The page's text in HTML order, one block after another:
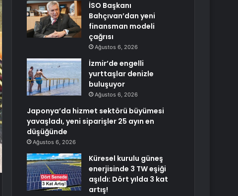
İSO Başkanı
Bahçıvan’dan yeni
finansman modeli
çağrısı
Ağustos 6, 2026
İzmir’de engelli
yurttaşlar denizle
buluşuyor
Ağustos 6, 2026
Japonya’da hizmet sektörü büyümesi
yavaşladı, yeni siparişler 25 ayın en
düşüğünde
Ağustos 6, 2026
Küresel kurulu güneş
enerjisinde 3 TW eşiği
aşıldı: Dört yılda 3 kat
artış!